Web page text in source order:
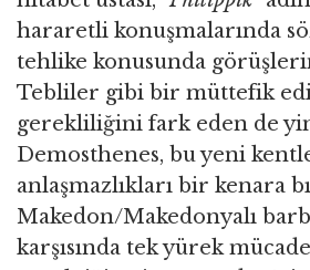
hararetli konuşmalarında
tehlike konusunda
Tebliler gibi bir müttefik
gerekliliğini fark eden de
Demosthenes, bu yeni
anlaşmazlıkları bir kenara
Makedon/Makedonyalı
karşısında tek yürek